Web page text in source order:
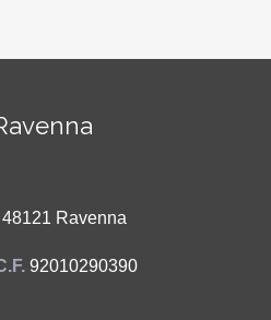
Ravenna
92010290390